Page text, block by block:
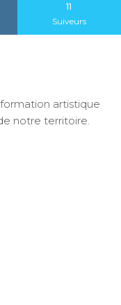
11
Suiveurs
artistique
notre territoire.